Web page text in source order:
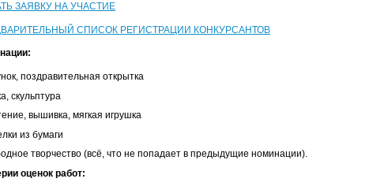
ЗАЯВКУ НА УЧАСТИЕ
СПИСОК РЕГИСТРАЦИИ КОНКУРСАНТОВ
поздравительная открытка
скульптура
вышивка, мягкая игрушка
из бумаги
творчество (всё, что не попадает в предыдущие номинации).
оценок работ: